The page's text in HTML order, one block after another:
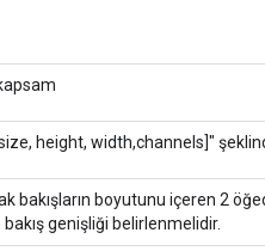
height, width,channels]"
bakışların boyutunu içeren 2
bakış genişliği belirlenmelidir.